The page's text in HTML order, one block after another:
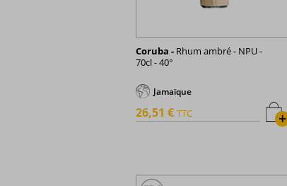
Coruba - Rhum ambré - NPU -
70cl - 40°
Jamaïque
+
26,51 € TTC